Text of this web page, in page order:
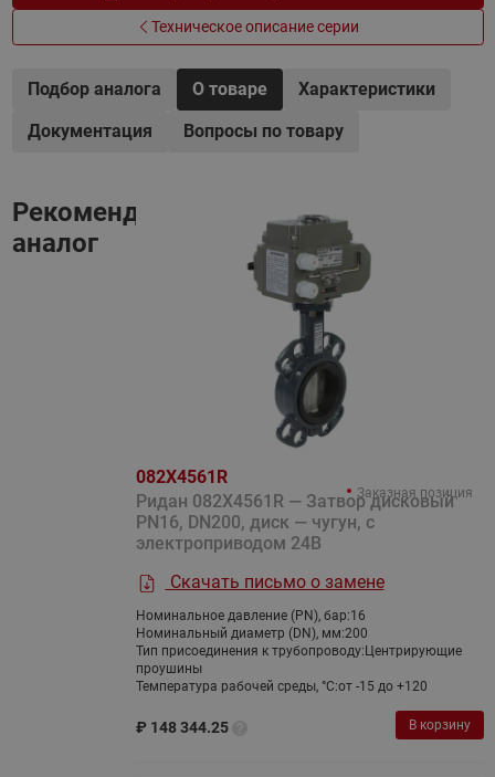
Техническое описание серии
Подбор аналога О товаре
Характеристики
Документация
Вопросы по товару
Рекомендованный
аналог
082X4561R
Ридан 082X4561R — Затвор дисковый
PN16, DN200, диск — чугун, с
электроприводом 24В
Скачать письмо о замене
Номинальное давление (PN), бар:16
Номинальный диаметр (DN), мм:200
Тип присоединения к трубопроводу: Центрирующие
проушины
Температура рабочей среды, °С:от -15 до +120
₽ 148 344.25
Заказная позиция
В корзину